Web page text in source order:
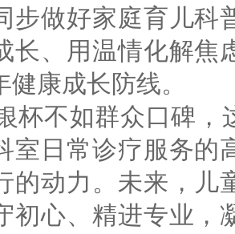
步做好家庭育儿科
长、用温情化解焦
健康成长防线。
杯不如群众口碑，
室日常诊疗服务的
的动力。未来，儿
初心、精进专业，